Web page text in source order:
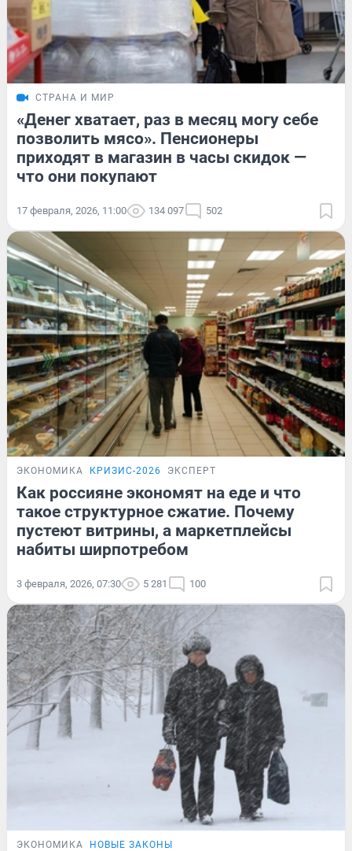
СТРАНА И МИР
«Денег хватает, раз в месяц могу себе
позволить мясо». Пенсионеры
приходят в магазин в часы скидок —
что они покупают
17 февраля, 2026, 11:00 134 097 502
ЭКОНОМИКА КРИЗИС-2026 ЭКСПЕРТ
Как россияне экономят на еде и что
такое структурное сжатие. Почему
пустеют витрины, а маркетплейсы
набиты ширпотребом
3 февраля, 2026, 07:30 5 281 100
ЭКОНОМИКА НОВЫЕ ЗАКОНЫ